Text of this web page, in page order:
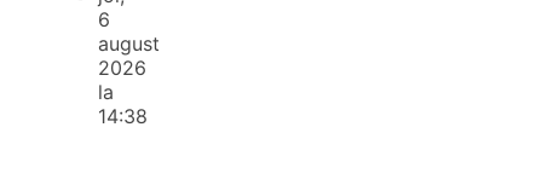
6
august
2026
la
14:38